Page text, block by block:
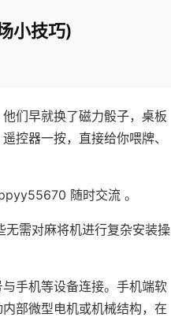
小技巧)
们早就换了磁力骰子，桌板
控器一按，直接给你喂牌、
随时交流 。
需对麻将机进行复杂安装操
手机等设备连接。手机端软
部微型电机或机械结构，在